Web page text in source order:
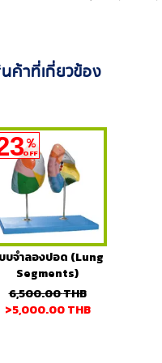
ค้าที่เกี่ยวข้อง
%
OFF
บจำลองปอด (Lung
Segments)
6,500.00THB
>5,000.00THB